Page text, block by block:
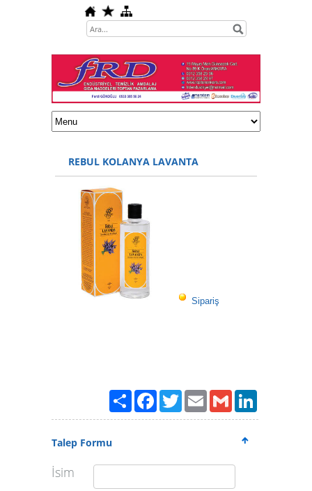
REBUL KOLANYA LAVANTA
Sipariş
PaylaşFacebook
TwitterEmailGmail
Talep Formu
İsim